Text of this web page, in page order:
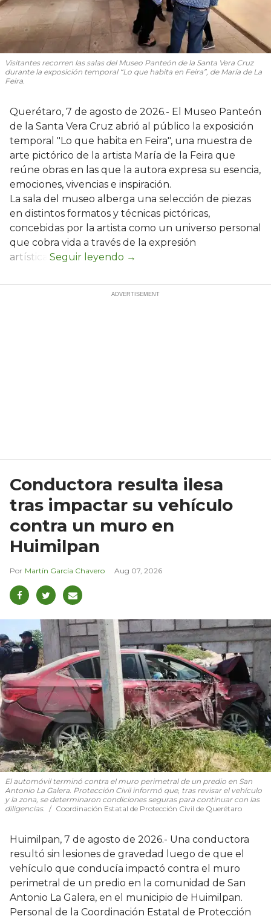
Visitantes recorren las salas del Museo Panteón de la Santa Vera Cruz
durante la exposición temporal “Lo que habita en Feira”, de María de La
Feira.
Querétaro, 7 de agosto de 2026.- El Museo Panteón
de la Santa Vera Cruz abrió al público la exposición
temporal "Lo que habita en Feira", una muestra de
arte pictórico de la artista María de la Feira que
reúne obras en las que la autora expresa su esencia,
emociones, vivencias e inspiración.
La sala del museo alberga una selección de piezas
en distintos formatos y técnicas pictóricas,
concebidas por la artista como un universo personal
que cobra vida a través de la expresión
artística.
Conductora resulta ilesa
tras impactar su vehículo
contra un muro en
Huimilpan
Martín García Chavero Aug 07, 2026
El automóvil terminó contra el muro perimetral de un predio en San
Antonio La Galera. Protección Civil informó que, tras revisar el vehículo
y la zona, se determinaron condiciones seguras para continuar con las
diligencias.
Coordinación Estatal de Protección Civil de Querétaro
Huimilpan, 7 de agosto de 2026.- Una conductora
resultó sin lesiones de gravedad luego de que el
vehículo que conducía impactó contra el muro
perimetral de un predio en la comunidad de San
Antonio La Galera, en el municipio de Huimilpan.
Personal de la Coordinación Estatal de Protección